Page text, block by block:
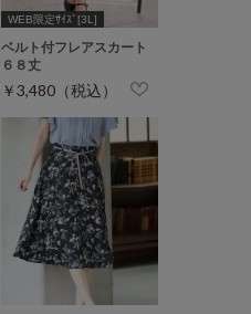
WEB限定ｻｲｽﾞ[3L]
ベルト付フレアスカート
６８丈
￥3,480（税込）